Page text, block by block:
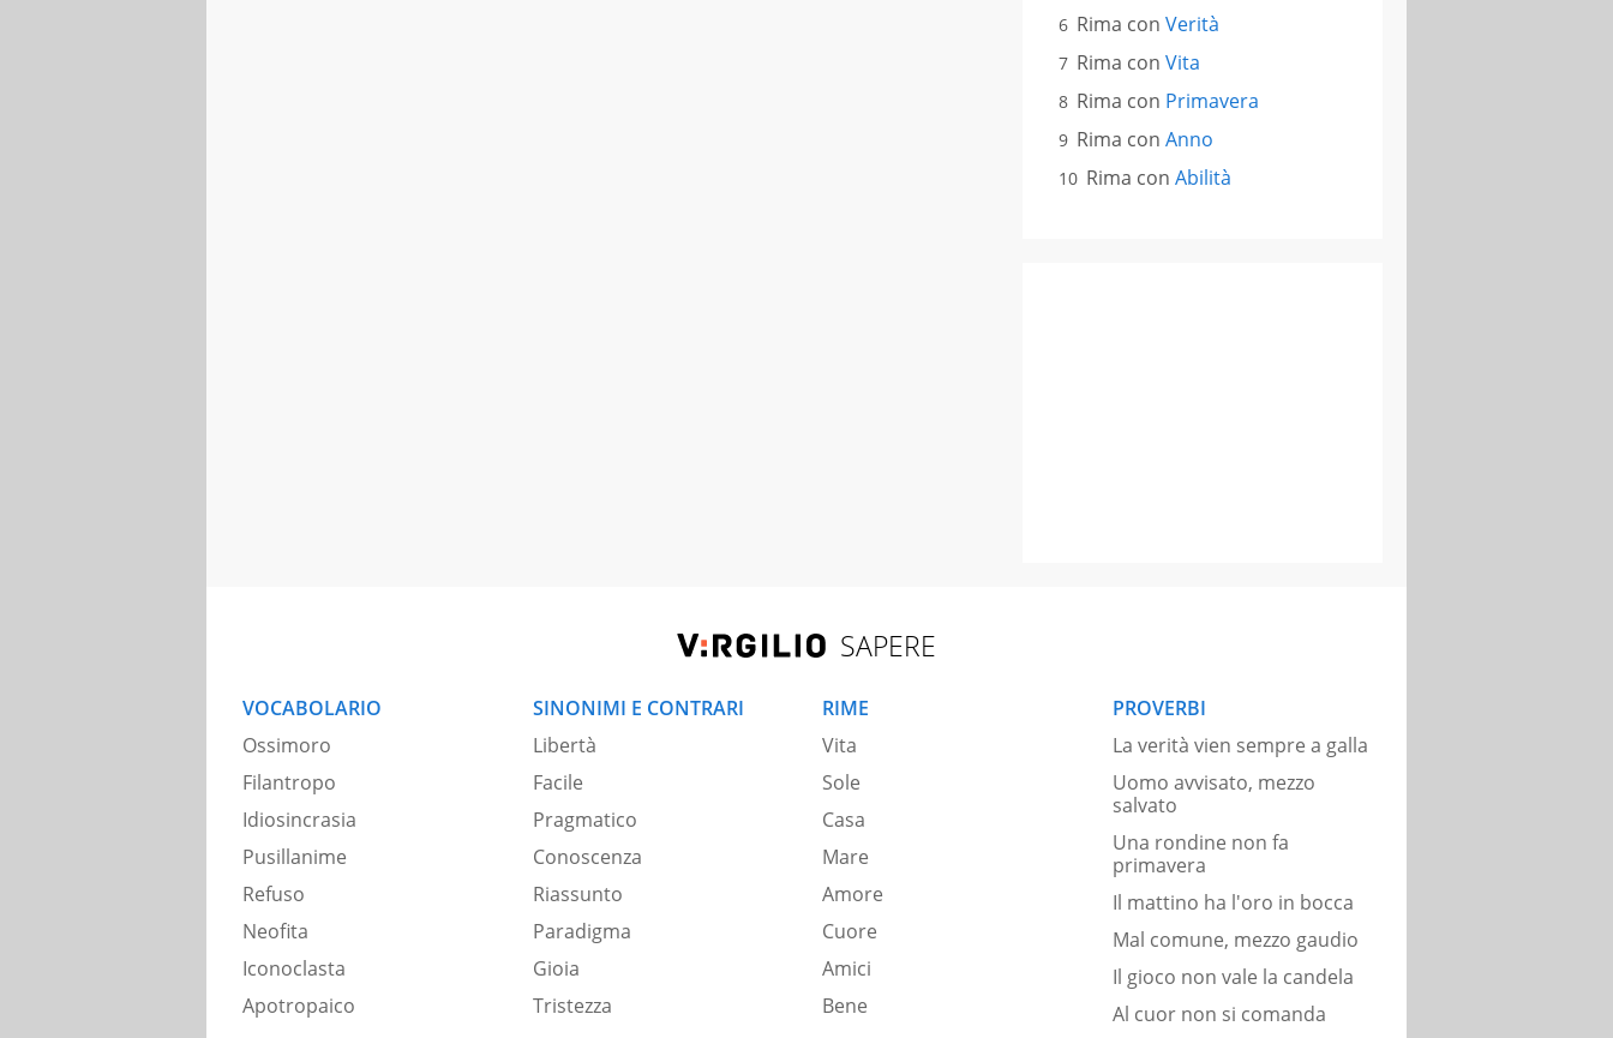
Rima con Verità
Rima con Vita
Rima con Primavera
Rima con Anno
Rima con Abilità
SAPERE
VOCABOLARIO
Ossimoro
Filantropo
Idiosincrasia
Pusillanime
Refuso
Neofita
Iconoclasta
Apotropaico
SINONIMI E CONTRARI
Libertà
Facile
Pragmatico
Conoscenza
Riassunto
Paradigma
Gioia
Tristezza
RIME
Vita
Sole
Casa
Mare
Amore
Cuore
Amici
Bene
PROVERBI
La verità vien sempre a galla
Uomo avvisato, mezzo
salvato
Una rondine non fa
primavera
Il mattino ha l'oro in bocca
Mal comune, mezzo gaudio
Il gioco non vale la candela
Al cuor non si comanda